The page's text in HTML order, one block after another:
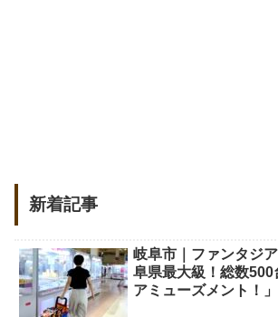
新着記事
岐阜市｜ファンタジ
阜県最大級！総数500
アミューズメント！」